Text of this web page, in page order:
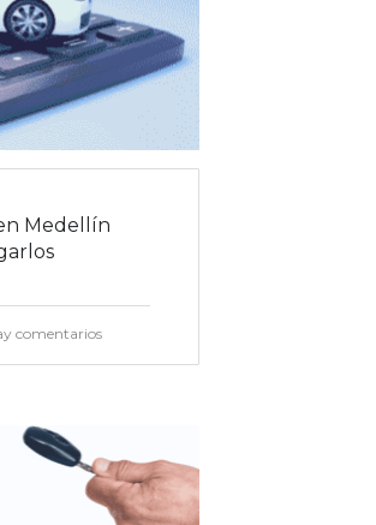
Medellín
comentarios